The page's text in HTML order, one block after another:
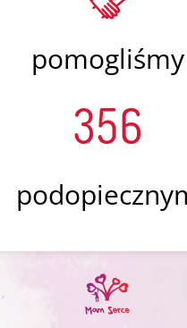
pomogliśmy
356